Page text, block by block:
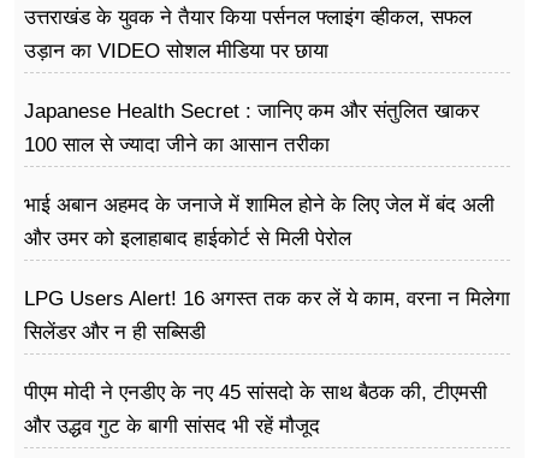
उत्तराखंड के युवक ने तैयार किया पर्सनल फ्लाइंग व्हीकल, सफल
उड़ान का VIDEO सोशल मीडिया पर छाया
Japanese Health Secret : जानिए कम और संतुलित खाकर
100 साल से ज्यादा जीने का आसान तरीका
भाई अबान अहमद के जनाजे में शामिल होने के लिए जेल में बंद अली
और उमर को इलाहाबाद हाईकोर्ट से मिली पेरोल
LPG Users Alert! 16 अगस्त तक कर लें ये काम, वरना न मिलेगा
सिलेंडर और न ही सब्सिडी
पीएम मोदी ने एनडीए के नए 45 सांसदो के साथ बैठक की, टीएमसी
और उद्धव गुट के बागी सांसद भी रहें मौजूद